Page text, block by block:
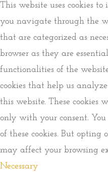
This website uses cookies
you navigate through the
that are categorized as
browser as they are
functionalities of the
cookies that help us
this website. These cookies
only with your consent.
of these cookies. But opting
may affect your browsing
Necessary